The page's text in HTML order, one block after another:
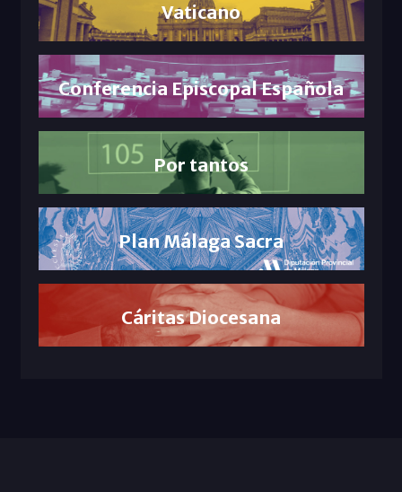
Vaticano
Conferencia Episcopal Española
Por tantos
Plan Málaga Sacra
Cáritas Diocesana